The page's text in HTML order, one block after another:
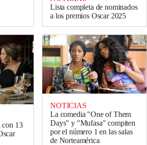
Lista completa de nominados
a los premios Oscar 2025
con 13
NOTICIAS
La comedia "One of Them
Days" y "Mufasa" compiten
por el número 1 en las salas
de Norteamérica